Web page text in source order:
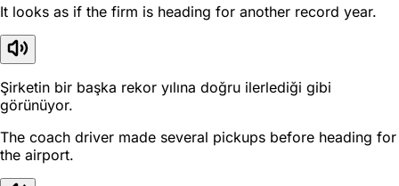
It looks as if the firm is heading for another record year.
Şirketin bir başka rekor yılına doğru ilerlediği gibi
görünüyor.
The coach driver made several pickups before heading for
the airport.